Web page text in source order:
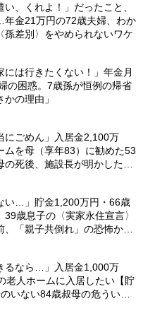
、くれよ！」だったこと、
金21万円の72歳夫婦、わか
孫差別〉をやめられないワケ
には行きたくない！」年金月
の困惑。7歳孫が恒例の帰省
の理由」
にごめん」入居金2,100万
ムを母（享年83）に勧めた53
死後、施設長が明かした
い…」貯金1,200万円・66歳
歳息子の〈実家永住宣言〉
、「親子共倒れ」の恐怖から
るなら…」入居金1,000万
老人ホームに入居したい【貯
いない84歳叔母の危うい決